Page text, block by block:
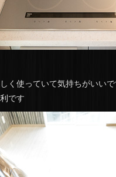
く使っていて気持ちがいい
です